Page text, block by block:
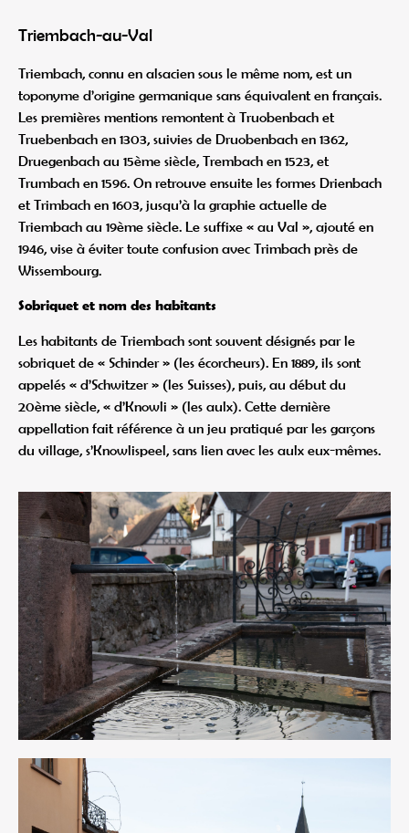
Triembach-au-Val
Triembach, connu en alsacien sous le même nom, est un
toponyme d’origine germanique sans équivalent en français.
Les premières mentions remontent à Truobenbach et
Truebenbach en 1303, suivies de Druobenbach en 1362,
Druegenbach au 15ème siècle, Trembach en 1523, et
Trumbach en 1596. On retrouve ensuite les formes Drienbach
et Trimbach en 1603, jusqu’à la graphie actuelle de
Triembach au 19ème siècle. Le suffixe « au Val », ajouté en
1946, vise à éviter toute confusion avec Trimbach près de
Wissembourg.
Sobriquet et nom des habitants
Les habitants de Triembach sont souvent désignés par le
sobriquet de « Schinder » (les écorcheurs). En 1889, ils sont
appelés « d’Schwitzer » (les Suisses), puis, au début du
20ème siècle, « d’Knowli » (les aulx). Cette dernière
appellation fait référence à un jeu pratiqué par les garçons
du village, s’Knowlispeel, sans lien avec les aulx eux-mêmes.